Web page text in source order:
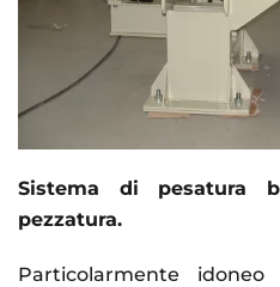
Sistema di pesatura
pezzatura.
Particolarmente